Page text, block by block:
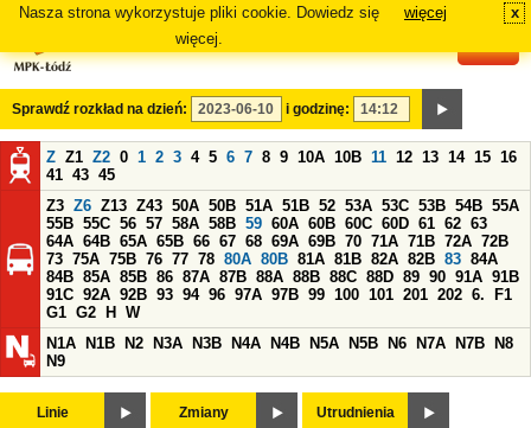
Nasza strona wykorzystuje pliki cookie. Dowiedz się
więcej.
więcej x
Sprawdź rozkład na dzień: i godzinę:
Z Z1 Z2 0 1 2 3 4 5 6 7 8 9 10A 10B 11 12 13 14 15 16
41 43 45
Z3 Z6 Z13 Z43 50A 50B 51A 51B 52 53A 53C 53B 54B 55A
55B 55C 56 57 58A 58B 59 60A 60B 60C 60D 61 62 63
64A 64B 65A 65B 66 67 68 69A 69B 70 71A 71B 72A 72B
73 75A 75B 76 77 78 80A 80B 81A 81B 82A 82B 83 84A
84B 85A 85B 86 87A 87B 88A 88B 88C 88D 89 90 91A 91B
91C 92A 92B 93 94 96 97A 97B 99 100 101 201 202 6.
F1
G1 G2 H
W
N1A
N1B N2 N3A N3B N4A N4B N5A N5B N6 N7A N7B
N8
N9
Linie Zmiany Utrudnienia